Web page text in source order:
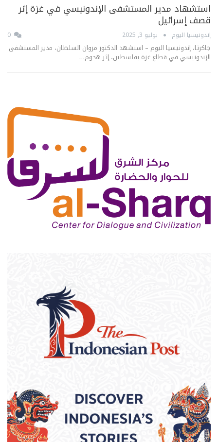
استشهاد مدير المستشفى الإندونيسي في غزة إثر
قصف إسرائيل
إندونيسيا اليوم يوليو 3, 2025
جاكرتا، إندونيسيا اليوم – استشهد الدكتور مروان السلطان، مدير المستشفى
الإندونيسي في قطاع غزة بفلسطين، إثر هجوم…